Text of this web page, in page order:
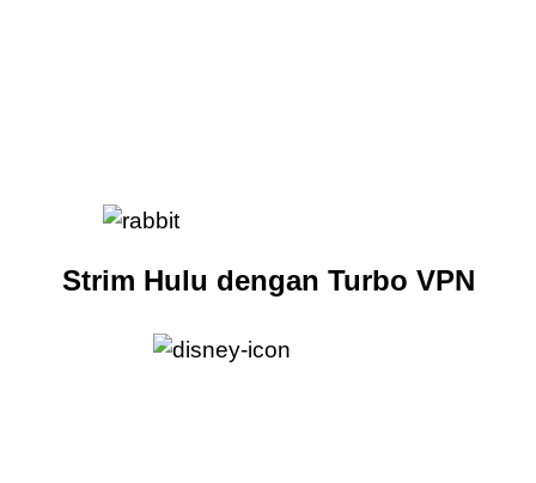
Strim Hulu dengan Turbo VPN